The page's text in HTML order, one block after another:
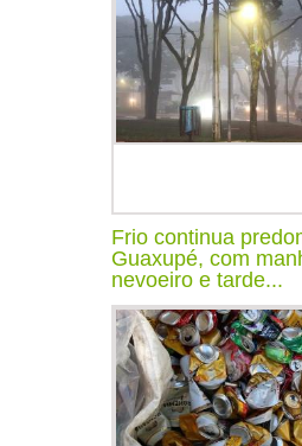
Frio continua
Guaxupé, com
nevoeiro e tarde...